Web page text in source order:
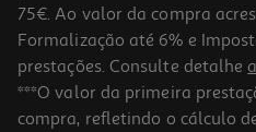
Livro Os Analectos De Confúcio
11.25 €/un
75€. Ao valor da compra
Formalização até 6% e
prestações. Consulte detalhe
***O valor da primeira
compra, refletindo o cálculo